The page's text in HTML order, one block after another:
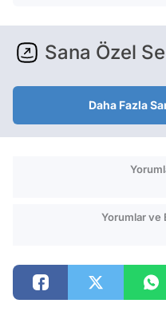
Sana Özel
Daha Fazla
Yorumlar ve